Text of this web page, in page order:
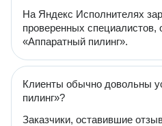
На Яндекс Исполнителях
проверенных
«Аппаратный пилинг».
Клиенты обычно довольны
пилинг»?
Заказчики, оставившие